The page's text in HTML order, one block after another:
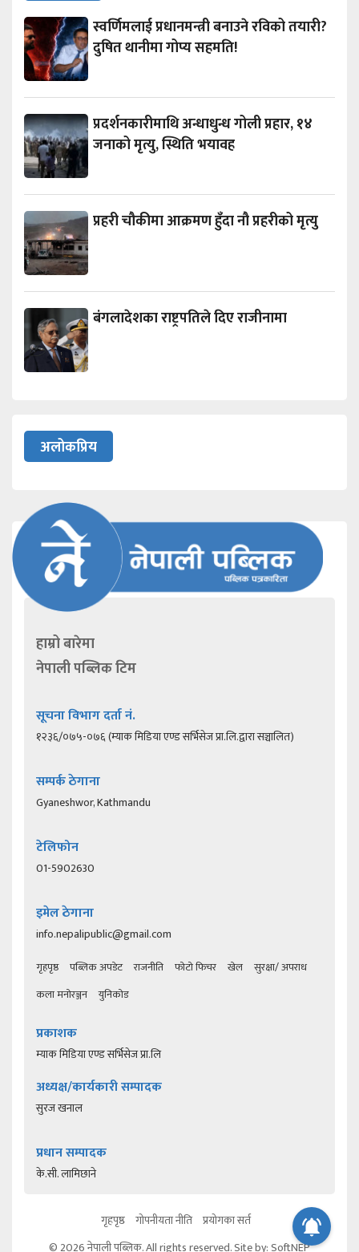
स्वर्णिमलाई प्रधानमन्त्री बनाउने रविको तयारी?
दुषित थानीमा गोप्य सहमति!
प्रदर्शनकारीमाथि अन्धाधुन्ध गोली प्रहार, १४
जनाको मृत्यु, स्थिति भयावह
प्रहरी चौकीमा आक्रमण हुँदा नौ प्रहरीको मृत्यु
बंगलादेशका राष्ट्रपतिले दिए राजीनामा
अलोकप्रिय
हाम्रो बारेमा
नेपाली पब्लिक टिम
सूचना विभाग दर्ता नं.
१२३६/०७५-०७६ (म्याक मिडिया एण्ड सर्भिसेज प्रा.लि.द्वारा सञ्चालित)
सम्पर्क ठेगाना
Gyaneshwor, Kathmandu
टेलिफोन
01-5902630
इमेल ठेगाना
info.nepalipublic@gmail.com
गृहपृष्ठ पब्लिक अपडेट राजनीति फोटो फिचर खेल
सुरक्षा/ अपराध
कला मनोरञ्जन
युनिकोड
प्रकाशक
म्याक मिडिया एण्ड सर्भिसेज प्रा.लि
अध्यक्ष/कार्यकारी सम्पादक
सुरज खनाल
प्रधान सम्पादक
के.सी. लामिछाने
गृहपृष्ठ गोपनीयता नीति प्रयोगका सर्त
© 2026 नेपाली पब्लिक. All rights reserved. Site by:SoftNEP